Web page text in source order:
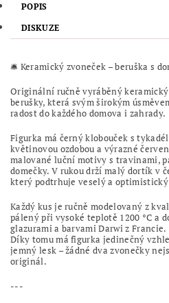
POPIS
DISKUZE
🛎️ Keramický zvoneček – beruška s
Originální ručně vyráběný
berušky, která svým širokým
radost do každého domova i zahrady.
Figurka má černý klobouček s
květinovou ozdobou a výrazné
malované luční motivy s travinami,
domečky. V rukou drží malý dortík v
který podtrhuje veselý a
Každý kus je ručně modelovaný z
pálený při vysoké teplotě 1200 °C a
glazurami a barvami Darwi z Francie.
Díky tomu má figurka jedinečný
jemný lesk – žádné dva zvonečky
originál.
---